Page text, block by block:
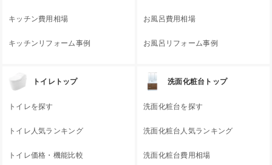
キッチン費用相場
キッチンリフォーム事例
お風呂費用相場
お風呂リフォーム事例
トイレトップ
トイレを探す
トイレ人気ランキング
トイレ価格・機能比較
洗面化粧台トップ
洗面化粧台を探す
洗面化粧台人気ランキング
洗面化粧台費用相場